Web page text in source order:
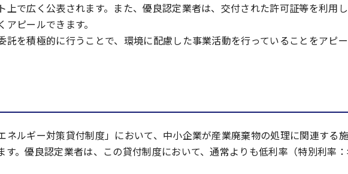
で広く公表されます。また、優良認定業者は、交付された許可証等を利用
ピールできます。
を積極的に行うことで、環境に配慮した事業活動を行っていることをアピ
ルギー対策貸付制度」において、中小企業が産業廃棄物の処理に関連する
す。優良認定業者は、この貸付制度において、通常よりも低利率（特別利率